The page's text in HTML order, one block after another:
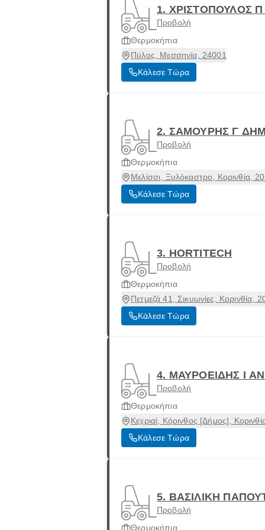
1. ΧΡΙΣΤΟΠΟΥΛΟΣ Π
Προβολή
Θερμοκήπια
Πύλος, Μεσσηνία, 24001
Κάλεσε Τώρα
2. ΣΑΜΟΥΡΗΣ Γ
Προβολή
Θερμοκήπια
Μελίσσι, Ξυλόκαστρο, Κορινθία,
Κάλεσε Τώρα
3. HORTITECH
Προβολή
Θερμοκήπια
Πετμεζά 41, Σικυωνίες, Κορινθία,
Κάλεσε Τώρα
4. ΜΑΥΡΟΕΙΔΗΣ Ι
Προβολή
Θερμοκήπια
Κεχριαί, Κόρινθος [Δήμος],
Κάλεσε Τώρα
5. ΒΑΣΙΛΙΚΗ
Προβολή
Θερμοκήπια